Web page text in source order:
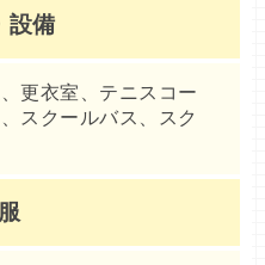
設備
更衣室、テニスコー
スクールバス、スク